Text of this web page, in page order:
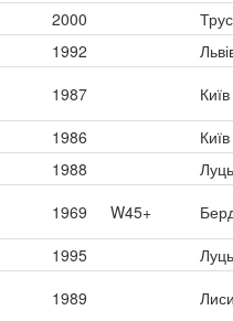
2000
1992
1987
Київ
1986
Київ
1988
1969 W45+
1995
1989